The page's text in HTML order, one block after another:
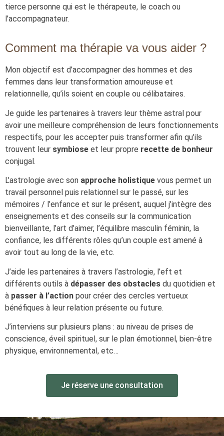
tierce personne qui est le thérapeute, le coach ou
l’accompagnateur.
Comment ma thérapie va vous aider ?
Mon objectif est d’accompagner des hommes et des
femmes dans leur transformation amoureuse et
relationnelle, qu’ils soient en couple ou célibataires.
Je guide les partenaires à travers leur thème astral pour
avoir une meilleure compréhension de leurs fonctionnements
respectifs, pour les accepter puis transformer afin qu’ils
trouvent leur symbiose et leur propre recette de bonheur
conjugal.
L’astrologie avec son approche holistique vous permet un
travail personnel puis relationnel sur le passé, sur les
mémoires / l’enfance et sur le présent, auquel j’intègre des
enseignements et des conseils sur la communication
bienveillante, l’art d’aimer, l’équilibre masculin féminin, la
confiance, les différents rôles qu’un couple est amené à
avoir tout au long de la vie, etc.
J’aide les partenaires à travers l’astrologie, l’eft et
différents outils à dépasser des obstacles du quotidien et
à passer à l’action pour créer des cercles vertueux
bénéfiques à leur relation présente ou future.
J’interviens sur plusieurs plans : au niveau de prises de
conscience, éveil spirituel, sur le plan émotionnel, bien-être
physique, environnemental, etc…
Je réserve une consultation